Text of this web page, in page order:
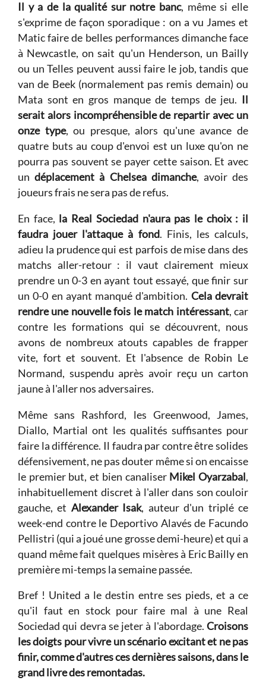
Il y a de la qualité sur notre banc, même si elle
s'exprime de façon sporadique : on a vu James et
Matic faire de belles performances dimanche face
à Newcastle, on sait qu'un Henderson, un Bailly
ou un Telles peuvent aussi faire le job, tandis que
van de Beek (normalement pas remis demain) ou
Mata sont en gros manque de temps de jeu. Il
serait alors incompréhensible de repartir avec un
onze type, ou presque, alors qu'une avance de
quatre buts au coup d'envoi est un luxe qu'on ne
pourra pas souvent se payer cette saison. Et avec
undéplacement à Chelsea dimanche, avoir des
joueurs frais ne sera pas de refus.
En face, la Real Sociedad n'aura pas le choix : il
faudra jouer l'attaque à fond. Finis, les calculs,
adieu la prudence qui est parfois de mise dans des
matchs aller-retour : il vaut clairement mieux
prendre un 0-3 en ayant tout essayé, que finir sur
un 0-0 en ayant manqué d'ambition. Cela devrait
rendre une nouvelle fois le match intéressant, car
contre les formations qui se découvrent, nous
avons de nombreux atouts capables de frapper
vite, fort et souvent. Et l'absence de Robin Le
Normand, suspendu après avoir reçu un carton
jaune à l'aller nos adversaires.
Même sans Rashford, les Greenwood, James,
Diallo, Martial ont les qualités suffisantes pour
faire la différence. Il faudra par contre être solides
défensivement, ne pas douter même si on encaisse
le premier but, et bien canaliser Mikel Oyarzabal,
inhabituellement discret à l'aller dans son couloir
gauche, et Alexander Isak, auteur d'un triplé ce
week-end contre le Deportivo Alavés de Facundo
Pellistri (qui a joué une grosse demi-heure) et qui a
quand même fait quelques misères à Eric Bailly en
première mi-temps la semaine passée.
Bref ! United a le destin entre ses pieds, et a ce
qu'il faut en stock pour faire mal à une Real
Sociedad qui devra se jeter à l'abordage. Croisons
les doigts pour vivre un scénario excitant et ne pas
finir, comme d'autres ces dernières saisons, dans le
grand livre des remontadas.